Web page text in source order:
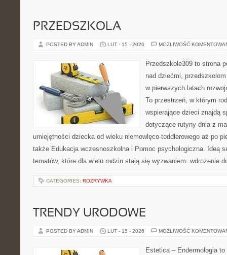
PRZEDSZKOLA
POSTED BY ADMIN LUT - 15 - 2026 MOŻLIWOŚĆ
Przedszkole309 to strona
nad dziećmi,
w pierwszych latach
To przestrzeń, w którym
wspierające dzieci znajdą
dotyczące rutyny dnia z
umiejętności dziecka od wieku niemowlęco-toddlerowego aż po
także Edukacja wczesnoszkolna i Pomoc psychologiczna. Ideą
tematów, które dla wielu rodzin stają się wyzwaniem: wdrożenie
CATEGORIES: ROZRYWKA
TRENDY URODOWE
POSTED BY ADMIN LUT - 15 - 2026 MOŻLIWOŚĆ
Estetica – Endermologia